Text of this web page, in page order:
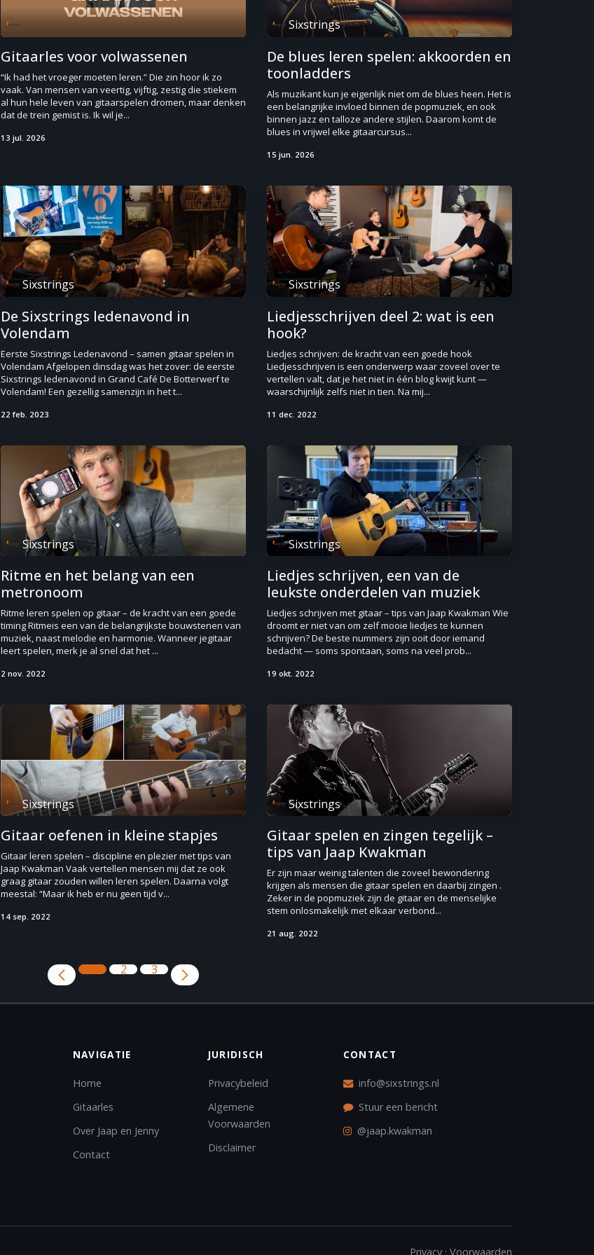
Gitaarles voor volwassenen
“Ik had het vroeger moeten leren.” Die zin hoor ik zo
vaak. Van mensen van veertig, vijftig, zestig die stiekem
al hun hele leven van gitaarspelen dromen, maar denken
dat de trein gemist is. Ik wil je...
13 jul. 2026
Sixstrings
De blues leren spelen: akkoorden en
toonladders
Als muzikant kun je eigenlijk niet om de blues heen. Het is
een belangrijke invloed binnen de popmuziek, en ook
binnen jazz en talloze andere stijlen. Daarom komt de
blues in vrijwel elke gitaarcursus...
15 jun. 2026
Sixstrings
De Sixstrings ledenavond in
Volendam
Eerste Sixstrings Ledenavond – samen gitaar spelen in
Volendam Afgelopen dinsdag was het zover: de eerste
Sixstrings ledenavond in Grand Café De Botterwerf te
Volendam! Een gezellig samenzijn in het t...
22 feb. 2023
Sixstrings
Liedjesschrijven deel 2: wat is een
hook?
Liedjes schrijven: de kracht van een goede hook
Liedjesschrijven is een onderwerp waar zoveel over te
vertellen valt, dat je het niet in één blog kwijt kunt —
waarschijnlijk zelfs niet in tien. Na mij...
11 dec. 2022
Sixstrings
Ritme en het belang van een
metronoom
Ritme leren spelen op gitaar – de kracht van een goede
timing Ritmeis een van de belangrijkste bouwstenen van
muziek, naast melodie en harmonie. Wanneer jegitaar
leert spelen, merk je al snel dat het ...
2 nov. 2022
Sixstrings
Liedjes schrijven, een van de
leukste onderdelen van muziek
Liedjes schrijven met gitaar – tips van Jaap Kwakman Wie
droomt er niet van om zelf mooie liedjes te kunnen
schrijven? De beste nummers zijn ooit door iemand
bedacht — soms spontaan, soms na veel prob...
19 okt. 2022
Sixstrings
Gitaar oefenen in kleine stapjes
Gitaar leren spelen – discipline en plezier met tips van
Jaap Kwakman Vaak vertellen mensen mij dat ze ook
graag gitaar zouden willen leren spelen. Daarna volgt
meestal: “Maar ik heb er nu geen tijd v...
14 sep. 2022
Sixstrings
Gitaar spelen en zingen tegelijk –
tips van Jaap Kwakman
Er zijn maar weinig talenten die zoveel bewondering
krijgen als mensen die gitaar spelen en daarbij zingen .
Zeker in de popmuziek zijn de gitaar en de menselijke
stem onlosmakelijk met elkaar verbond...
21 aug. 2022
1 2 3
NAVIGATIE
Home
Gitaarles
Over Jaap en Jenny
Contact
JURIDISCH
Privacybeleid
Algemene
Voorwaarden
Disclaimer
CONTACT
info@sixstrings.nl
Stuur een bericht
@jaap.kwakman
Privacy · Voorwaarden